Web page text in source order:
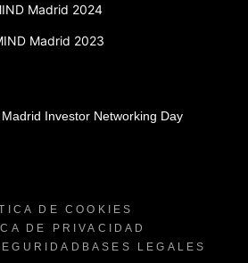
Madrid 2024
Madrid 2023
Investor Networking Day
DE COOKIES
DE PRIVACIDAD
BASES LEGALES